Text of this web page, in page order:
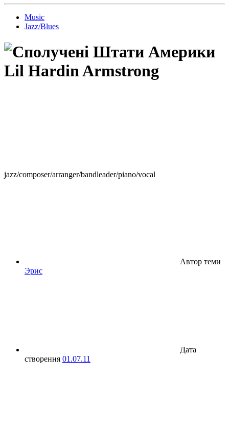
Music
Jazz/Blues
Lil Hardin Armstrong
jazz/composer/arranger/bandleader/piano/vocal
Автор теми
Эрис
Дата
створення 01.07.11